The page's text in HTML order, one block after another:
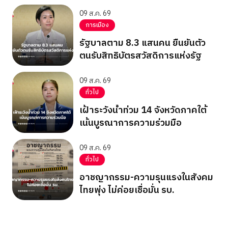
09 ส.ค. 69
การเมือง
รัฐบาลตาม 8.3 แสนคน ยืนยันตัว
ตนรับสิทธิบัตรสวัสดิการแห่งรัฐ
09 ส.ค. 69
ทั่วไป
เฝ้าระวังน้ำท่วม 14 จังหวัดภาคใต้
เน้นบูรณาการความร่วมมือ
09 ส.ค. 69
ทั่วไป
อาชญากรรม-ความรุนแรงในสังคม
ไทยพุ่ง ไม่ค่อยเชื่อมั่น รบ.